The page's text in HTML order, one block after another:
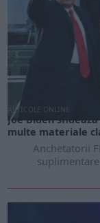
ARTICOLE ONLINE
Joe Biden
multe materiale
Anchetatorii